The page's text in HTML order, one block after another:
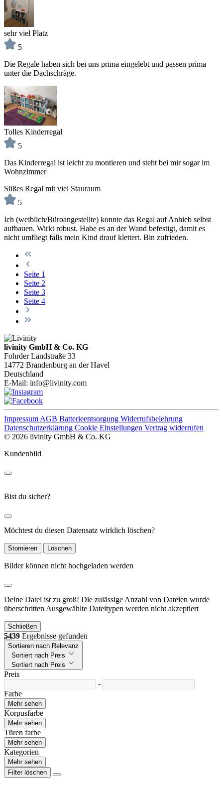
sehr viel Platz
5
Die Regale haben sich bei uns prima eingelebt und passen prima
unter die Dachschräge.
Tolles Kinderregal
5
Das Kinderregal ist leicht zu montieren und steht bei mir sogar im
Wohnzimmer
Süßes Regal mit viel Stauraum
5
Ich (weiblich/Büroangestellte) konnte das Regal auf Anhieb selbst
aufbauen. Wirkt robust. Habe es an der Wand befestigt, damit es
nicht umfliegt falls mein Kind drauf klettert. Bin zufrieden.
Seite 1
Seite 2
Seite 3
Seite 4
livinity GmbH & Co. KG
Fohrder Landstraße 33
14772 Brandenburg an der Havel
Deutschland
E-Mail: info@livinity.com
Impressum AGB Batterieentsorgung Widerrufsbelehrung
Datenschutzerklärung Cookie Einstellungen Vertrag widerrufen
© 2026 livinity GmbH & Co. KG
Kundenbild
Bist du sicher?
Möchtest du diesen Datensatz wirklich löschen?
Stornieren Löschen
Bilder können nicht hochgeladen werden
Deine Datei ist zu groß! Die zulässige Anzahl von Dateien wurde
überschritten Ausgewählte Dateitypen werden nicht akzeptiert
Schließen
5439 Ergebnisse gefunden
Sortieren nach Relevanz
Sortiert nach Preis
Sortiert nach Preis
Preis
-
Farbe
Mehr sehen
Korpusfarbe
Mehr sehen
Türen farbe
Mehr sehen
Kategorien
Mehr sehen
Filter löschen